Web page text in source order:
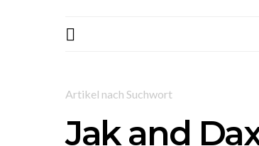
Artikel nach Suchwort
Jak and